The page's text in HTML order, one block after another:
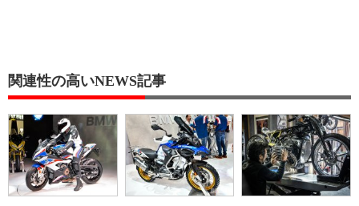
関連性の高いNEWS記事